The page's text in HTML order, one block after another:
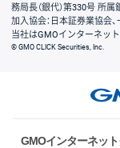
務局長（銀代）第330号 所
加入協会：日本証券業協会
当社はGMOインターネット
© GMO CLICK Securities, Inc.
GMOインターネッ